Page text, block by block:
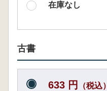
在庫なし
古書
633 円 （税込）